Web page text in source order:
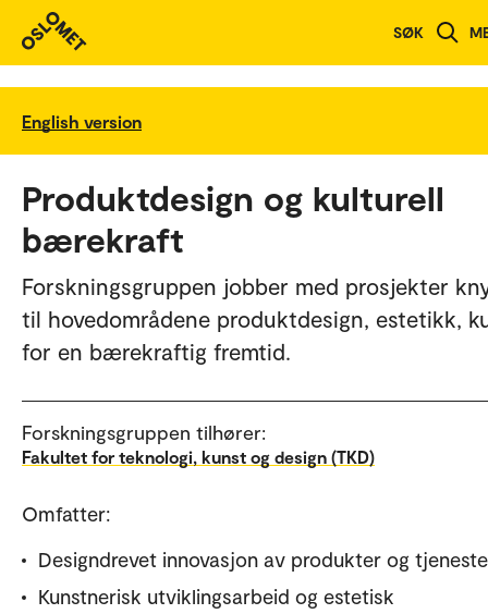
SØK
English version
Produktdesign og kulturell
bærekraft
Forskningsgruppen jobber med prosjekter
til hovedområdene produktdesign, estetikk,
for en bærekraftig fremtid.
Forskningsgruppen tilhører:
Fakultet for teknologi, kunst og design (TKD)
Omfatter:
Designdrevet innovasjon av produkter og
Kunstnerisk utviklingsarbeid og estetisk